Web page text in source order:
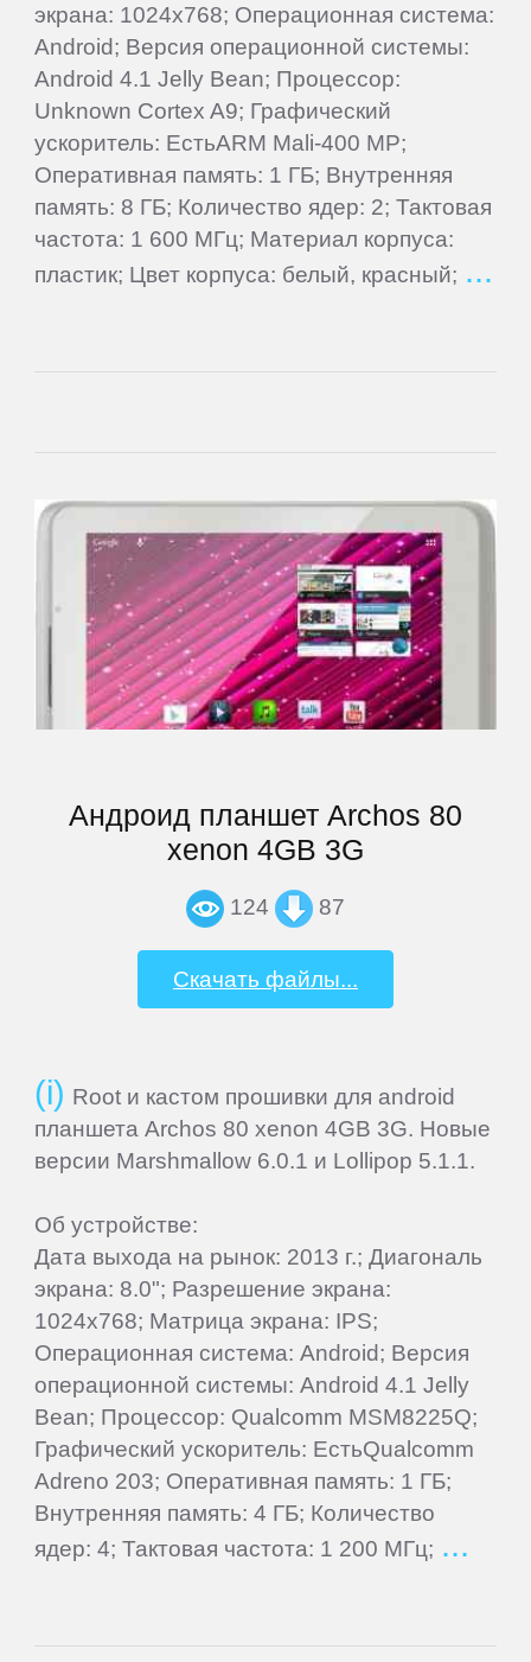
экрана: 1024x768; Операционная система:
Android; Версия операционной системы:
Android 4.1 Jelly Bean; Процессор:
Unknown Cortex A9; Графический
ускоритель: ЕстьARM Mali-400 MP;
Оперативная память: 1 ГБ; Внутренняя
память: 8 ГБ; Количество ядер: 2; Тактовая
частота: 1 600 МГц; Материал корпуса:
пластик; Цвет корпуса: белый, красный;
Андроид планшет Archos 80
xenon 4GB 3G
124 87
Скачать файлы...
Root и кастом прошивки для android
планшета Archos 80 xenon 4GB 3G. Новые
версии Marshmallow 6.0.1 и Lollipop 5.1.1.
Об устройстве:
Дата выхода на рынок: 2013 г.; Диагональ
экрана: 8.0"; Разрешение экрана:
1024x768; Матрица экрана: IPS;
Операционная система: Android; Версия
операционной системы: Android 4.1 Jelly
Bean; Процессор: Qualcomm MSM8225Q;
Графический ускоритель: ЕстьQualcomm
Adreno 203; Оперативная память: 1 ГБ;
Внутренняя память: 4 ГБ; Количество
ядер: 4; Тактовая частота: 1 200 МГц;
Ginzzu
Globex
Globus
Gmini
Highscreen
HP
HTC
iRiver
iRU
ITL
Keener
Krez
Lark